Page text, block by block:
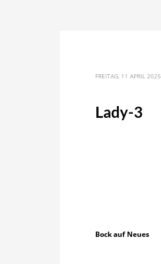
FREITAG, 11 APRIL 2025
Lady-3
Bock auf Neues